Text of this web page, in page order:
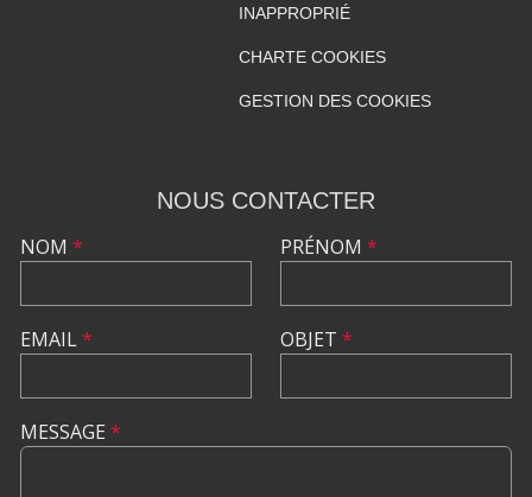
INAPPROPRIÉ
CHARTE COOKIES
GESTION DES COOKIES
NOUS CONTACTER
NOM *
EMAIL*
PRÉNOM *
OBJET *
MESSAGE *